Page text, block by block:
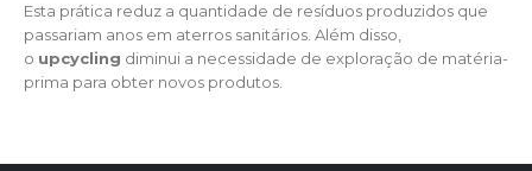
Esta prática reduz a quantidade de resíduos produzidos que
passariam anos em aterros sanitários. Além disso,
o upcycling diminui a necessidade de exploração de matéria-
prima para obter novos produtos.